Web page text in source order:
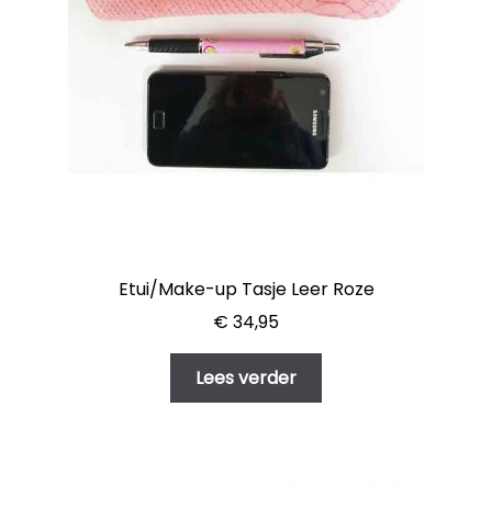
Etui/Make-up Tasje Leer Roze
€ 34,95
Lees verder